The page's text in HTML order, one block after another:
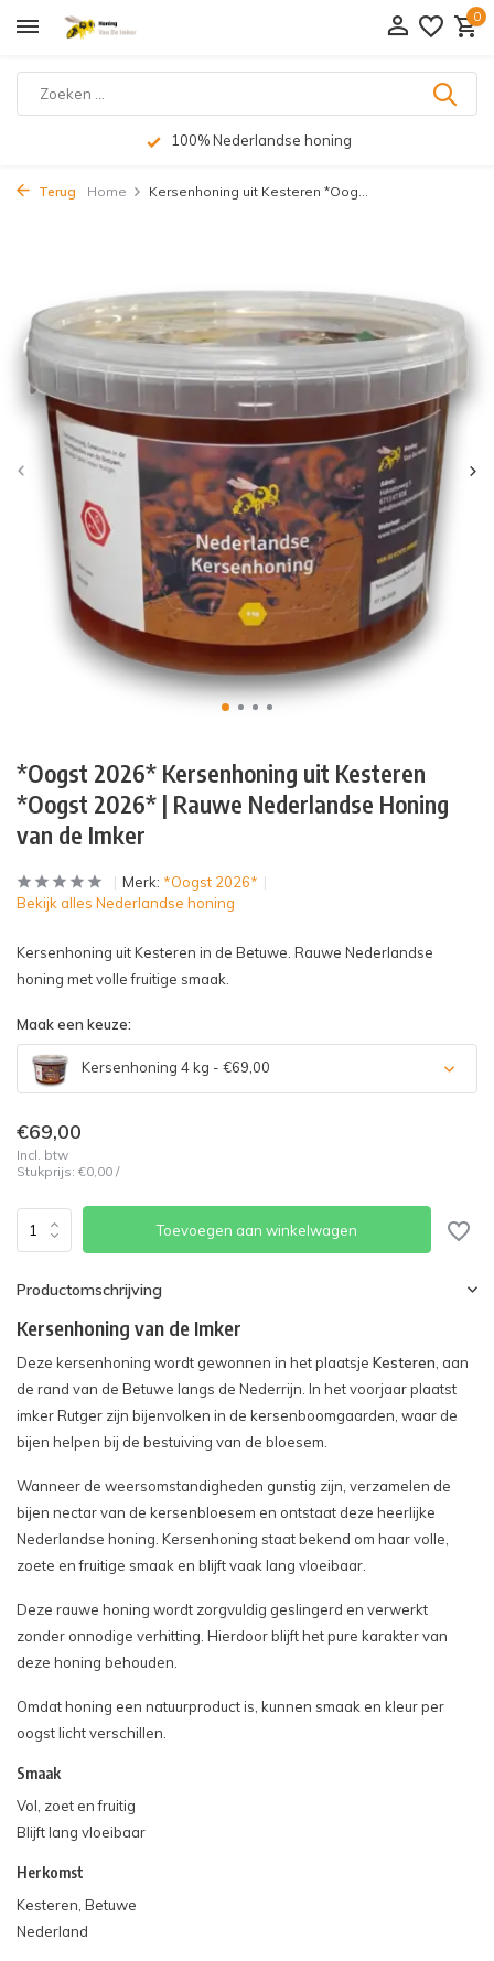
0
100% Nederlandse honing
Terug Home Kersenhoning uit Kesteren *Oog...
*Oogst 2026* Kersenhoning uit Kesteren
*Oogst 2026* | Rauwe Nederlandse Honing
van de Imker
Merk: *Oogst 2026*
Bekijk alles Nederlandse honing
Kersenhoning uit Kesteren in de Betuwe. Rauwe Nederlandse
honing met volle fruitige smaak.
Maak een keuze:
Kersenhoning 4 kg - €69,00
€69,00
Incl. btw
Stukprijs: €0,00 /
Toevoegen aan winkelwagen
Productomschrijving
Kersenhoning van de Imker
Deze kersenhoning wordt gewonnen in het plaatsje Kesteren , aan
de rand van de Betuwe langs de Nederrijn. In het voorjaar plaatst
imker Rutger zijn bijenvolken in de kersenboomgaarden, waar de
bijen helpen bij de bestuiving van de bloesem.
Wanneer de weersomstandigheden gunstig zijn, verzamelen de
bijen nectar van de kersenbloesem en ontstaat deze heerlijke
Nederlandse honing. Kersenhoning staat bekend om haar volle,
zoete en fruitige smaak en blijft vaak lang vloeibaar.
Deze rauwe honing wordt zorgvuldig geslingerd en verwerkt
zonder onnodige verhitting. Hierdoor blijft het pure karakter van
deze honing behouden.
Omdat honing een natuurproduct is, kunnen smaak en kleur per
oogst licht verschillen.
Smaak
Vol, zoet en fruitig
Blijft lang vloeibaar
Herkomst
Kesteren, Betuwe
Nederland